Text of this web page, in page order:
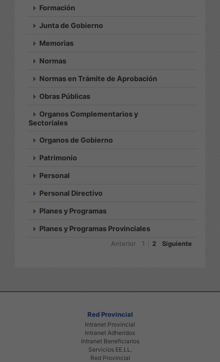
Formación
Junta de Gobierno
Memorias
Normas
Normas en Trámite de Aprobación
Obras Públicas
Organos Complementarios y
Sectoriales
Organos de Gobierno
Patrimonio
Personal
Personal Directivo
Planes y Programas
Planes y Programas Provinciales
Anterior 1 2 Siguiente
Red Provincial
Intranet Provincial
Intranet Adheridos
Intranet Beneficiarios
Servicios EE.LL.
Red Provincial